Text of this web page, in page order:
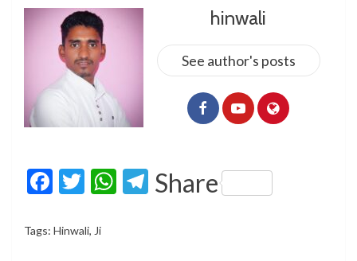
hinwali
See author's posts
Facebook
Twitter
WhatsApp
Telegram
Share
Tags: Hinwali, Ji